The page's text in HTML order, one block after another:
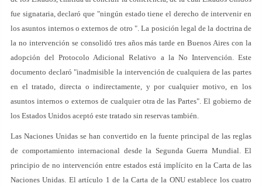
fue signataria, declaró que "ningún estado tiene el derecho de intervenir en
los asuntos internos o externos de otro ". La posición legal de la doctrina de
la no intervención se consolidó tres años más tarde en Buenos Aires con la
adopción del Protocolo Adicional Relativo a la No Intervención. Este
documento declaró "inadmisible la intervención de cualquiera de las partes
en el tratado, directa o indirectamente, y por cualquier motivo, en los
asuntos internos o externos de cualquier otra de las Partes". El gobierno de
los Estados Unidos aceptó este tratado sin reservas también.
Las Naciones Unidas se han convertido en la fuente principal de las reglas
de comportamiento internacional desde la Segunda Guerra Mundial. El
principio de no intervención entre estados está implícito en la Carta de las
Naciones Unidas. El artículo 1 de la Carta de la ONU establece los cuatro